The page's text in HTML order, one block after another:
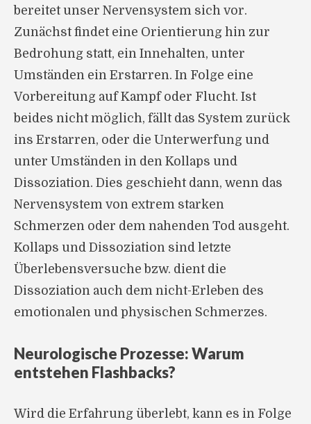
bereitet unser Nervensystem sich vor.
Zunächst findet eine Orientierung hin zur
Bedrohung statt, ein Innehalten, unter
Umständen ein Erstarren. In Folge eine
Vorbereitung auf Kampf oder Flucht. Ist
beides nicht möglich, fällt das System zurück
ins Erstarren, oder die Unterwerfung und
unter Umständen in den Kollaps und
Dissoziation. Dies geschieht dann, wenn das
Nervensystem von extrem starken
Schmerzen oder dem nahenden Tod ausgeht.
Kollaps und Dissoziation sind letzte
Überlebensversuche bzw. dient die
Dissoziation auch dem nicht-Erleben des
emotionalen und physischen Schmerzes.
Neurologische Prozesse: Warum
entstehen Flashbacks?
Wird die Erfahrung überlebt, kann es in Folge